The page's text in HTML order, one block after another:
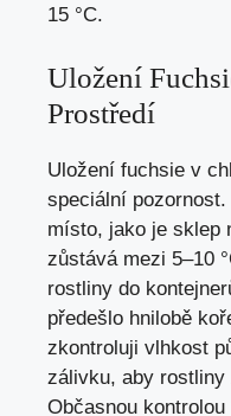
15 °C.
Uložení
Prostředí
Uložení fuchsie v
speciální
místo, jako je sklep
zůstává mezi 5–10
rostliny do
předešlo hnilobě
zkontroluji vlhkost
zálivku, aby
Občasnou